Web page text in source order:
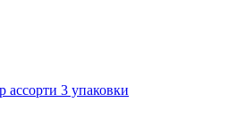
ассорти 3 упаковки